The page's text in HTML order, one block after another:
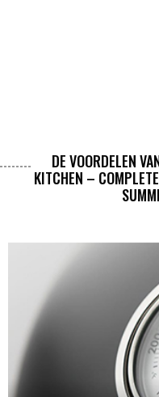
DE VOORDELEN
KITCHEN –